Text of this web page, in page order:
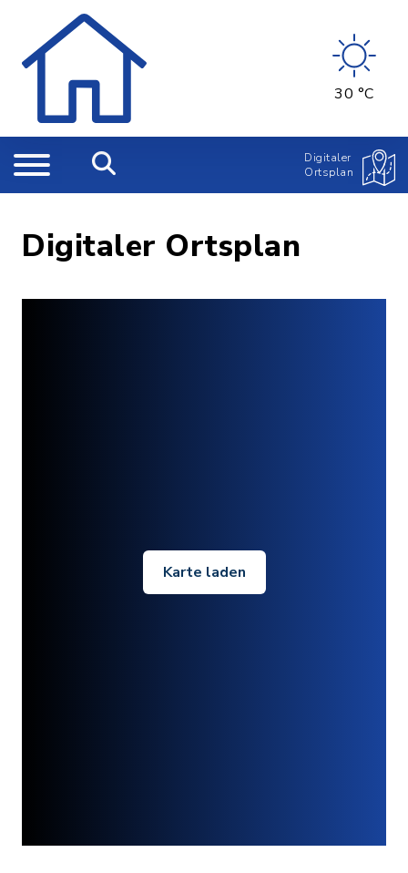
30 °C
Digitaler
Ortsplan
Digitaler Ortsplan
Karte laden